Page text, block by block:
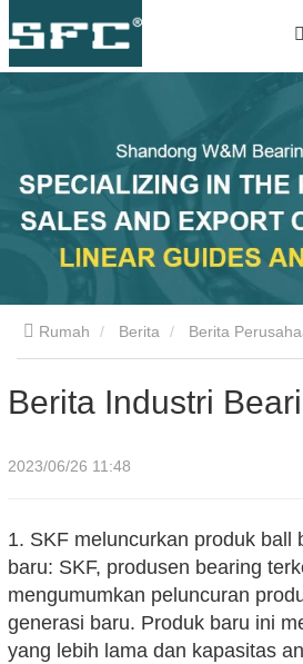
Rumah Berita Berita
Berita Industri
2023/06/26 11:48
1. SKF meluncurkan produk ball
baru: SKF, produsen bearing
mengumumkan peluncuran
generasi baru. Produk baru ini
yang lebih lama dan kapasitas